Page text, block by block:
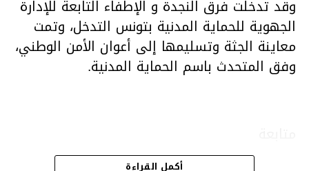
وقد تدخلت فرق النجدة و الإطفاء التابعة للإدارة
الجهوية للحماية المدنية بتونس التدخل، وتمت
معاينة الجثة وتسليمها إلى أعوان الأمن الوطني،
وفق المتحدث باسم الحماية المدنية.
أكمل القراءة